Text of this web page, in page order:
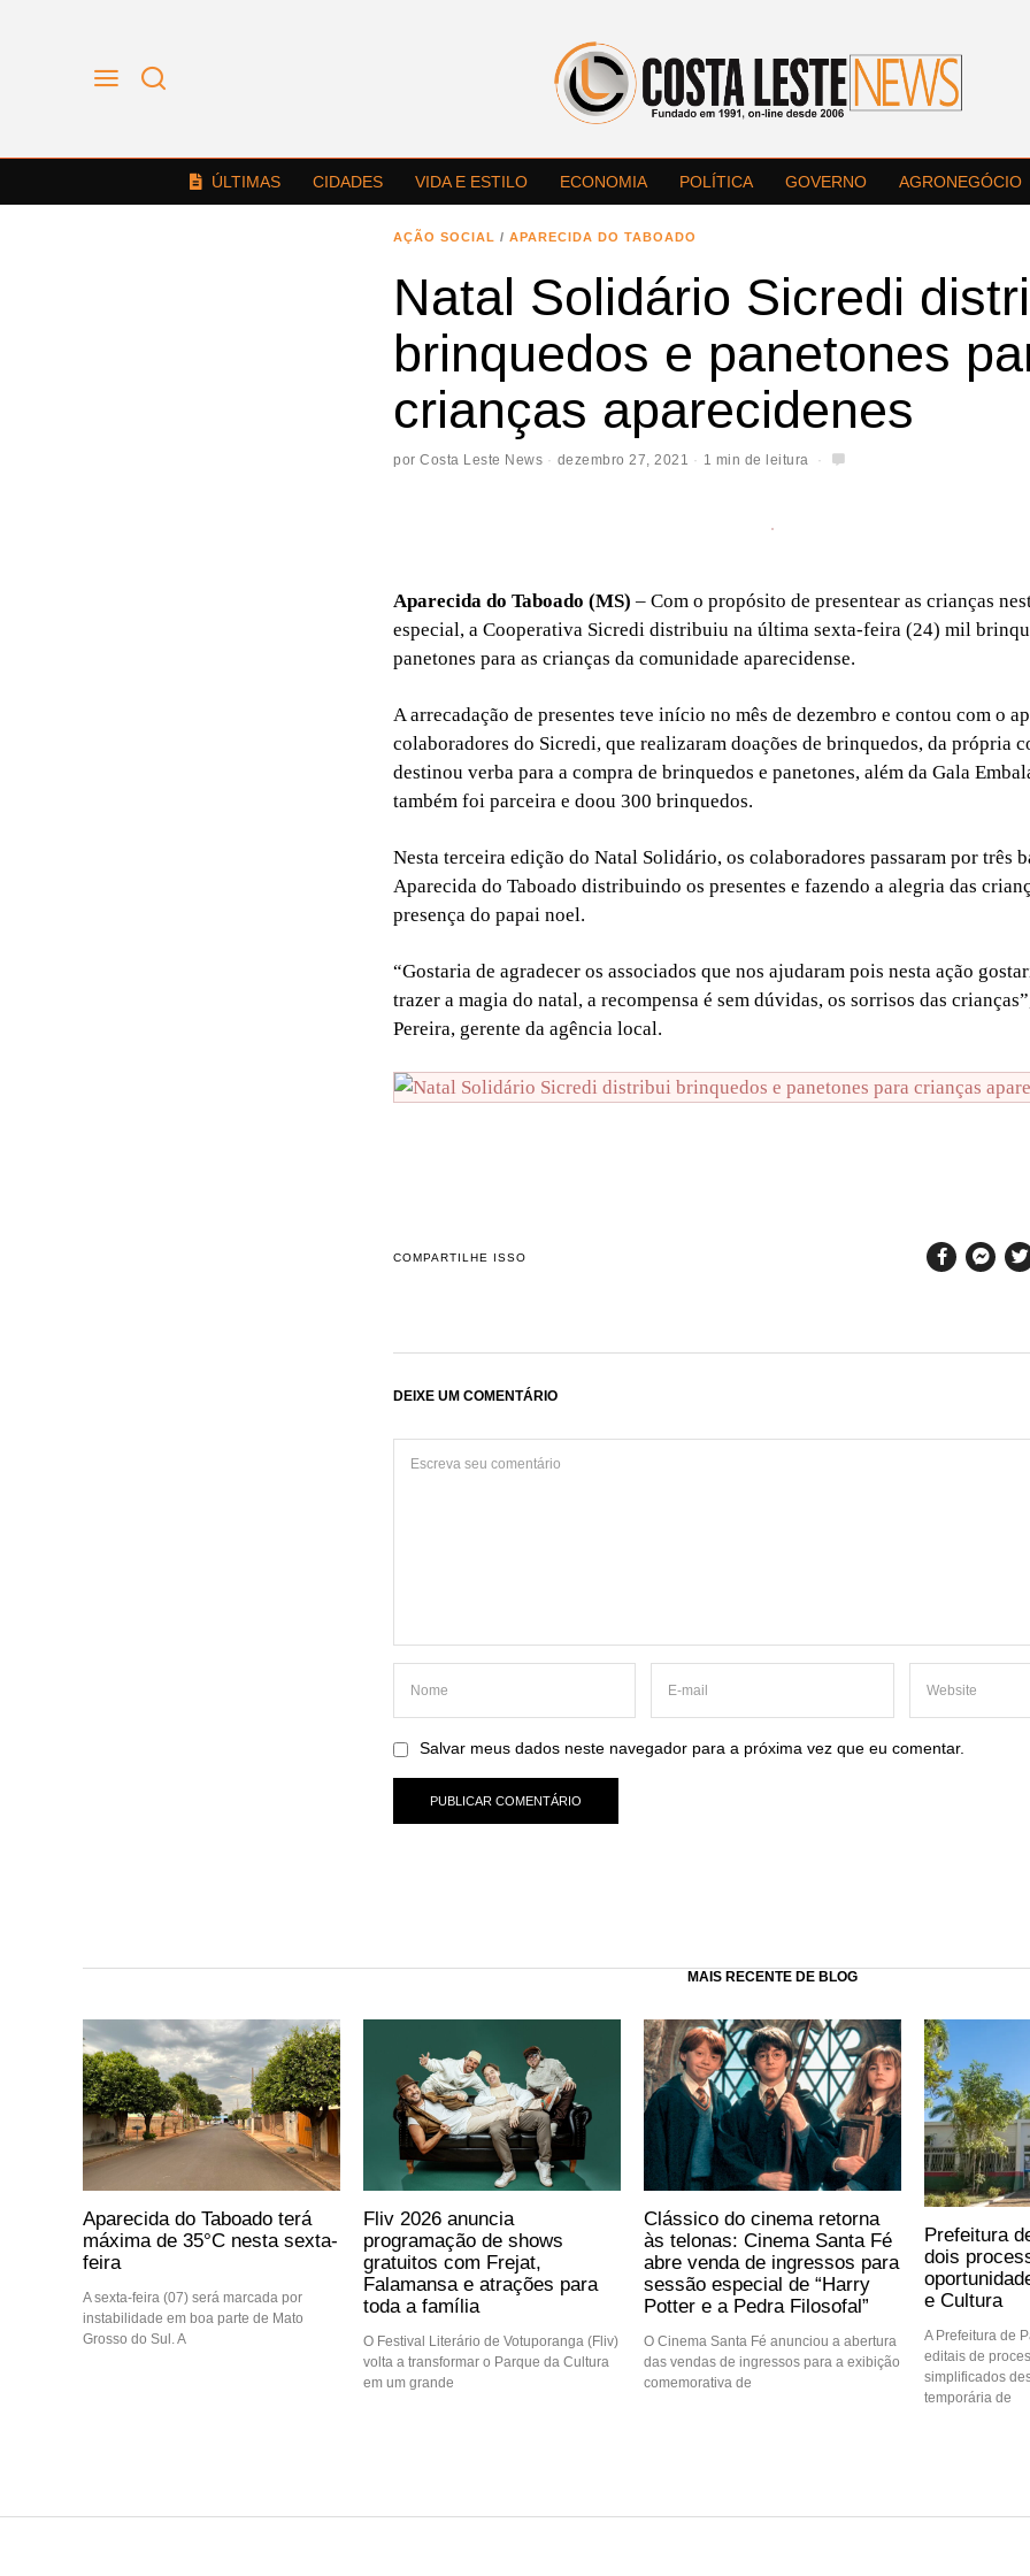
ÚLTIMAS CIDADES VIDA E ESTILO ECONOMIA POLÍTICA GOVERNO AGRONEGÓCIO
AÇÃO SOCIAL / APARECIDA DO TABOADO
Natal Solidário Sicredi
brinquedos e panetones
crianças aparecidenes
por Costa Leste News dezembro 27, 2021 1 min de leitura
Aparecida do Taboado (MS) – Com o propósito de presentear as crianças
especial, a Cooperativa Sicredi distribuiu na última sexta-feira (24) mil
panetones para as crianças da comunidade aparecidense.
A arrecadação de presentes teve início no mês de dezembro e contou com o
colaboradores do Sicredi, que realizaram doações de brinquedos, da própria
destinou verba para a compra de brinquedos e panetones, além da Gala
também foi parceira e doou 300 brinquedos.
Nesta terceira edição do Natal Solidário, os colaboradores passaram por três
Aparecida do Taboado distribuindo os presentes e fazendo a alegria das
presença do papai noel.
“Gostaria de agradecer os associados que nos ajudaram pois nesta ação
trazer a magia do natal, a recompensa é sem dúvidas, os sorrisos das
Pereira, gerente da agência local.
COMPARTILHE ISSO
DEIXE UM COMENTÁRIO
Salvar meus dados neste navegador para a próxima vez que eu comentar.
MAIS RECENTE DE BLOG
Aparecida do Taboado terá
máxima de 35°C nesta sexta-
feira
A sexta-feira (07) será marcada por
instabilidade em boa parte de Mato
Grosso do Sul. A
Fliv 2026 anuncia
programação de shows
gratuitos com Frejat,
Falamansa e atrações para
toda a família
O Festival Literário de Votuporanga (Fliv)
volta a transformar o Parque da Cultura
em um grande
Clássico do cinema retorna
às telonas: Cinema Santa Fé
abre venda de ingressos para
sessão especial de “Harry
Potter e a Pedra Filosofal”
O Cinema Santa Fé anunciou a abertura
das vendas de ingressos para a exibição
comemorativa de
Prefeitura
dois
e Cultura
A Prefeitura de
editais de
simplificados
temporária de